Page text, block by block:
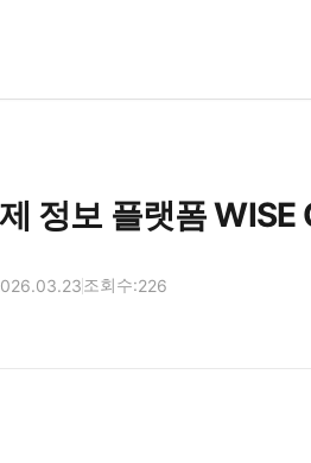
정보 플랫폼 WISE
조회수:226